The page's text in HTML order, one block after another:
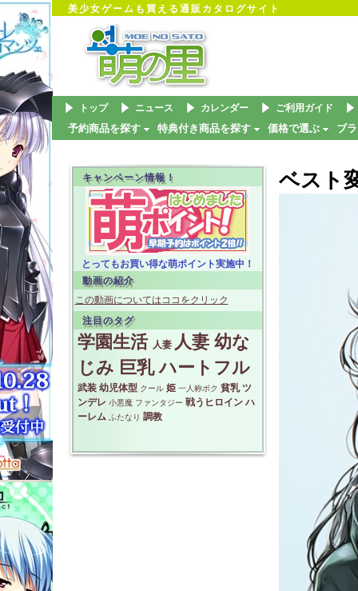
美少女ゲームも買える通販カタログサイト
トップ ニュース カレンダー ご利用ガイド
予約商品を探す 特典付き商品を探す 価格で選ぶ ブ
ベスト
キャンペーン情報！
とってもお買い得な萌ポイント実施中！
動画の紹介
この動画についてはココをクリック
注目のタグ
学園生活 人妻 人妻 幼な
じみ 巨乳 ハートフル
武装 幼児体型 クール 姫 一人称ボク 貧乳 ツ
ンデレ 小悪魔 ファンタジー 戦うヒロイン ハ
ーレム ふたなり 調教